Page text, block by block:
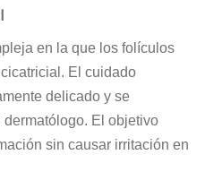
en la que los folículos
El cuidado
delicado y se
El objetivo
sin causar irritación en